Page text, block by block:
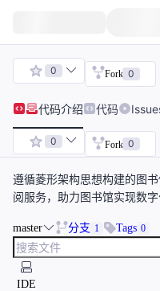
0 Fork 0
代码介绍 代码
0 Fork 0
遵循菱形架构思想构建的图
阅服务，助力图书馆实现数
master 分支 1 Tags 0
IDE